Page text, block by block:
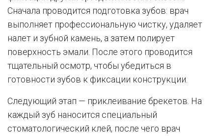
Сначала проводится подготовка зубов: врач
выполняет профессиональную чистку, удаляет
налет и зубной камень, а затем полирует
поверхность эмали. После этого проводится
тщательный осмотр, чтобы убедиться в
готовности зубов к фиксации конструкции.
Следующий этап — приклеивание брекетов. На
каждый зуб наносится специальный
стоматологический клей, после чего врач